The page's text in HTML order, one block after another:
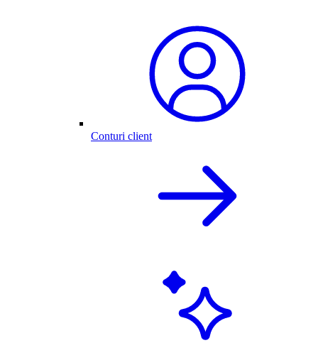
Conturi client